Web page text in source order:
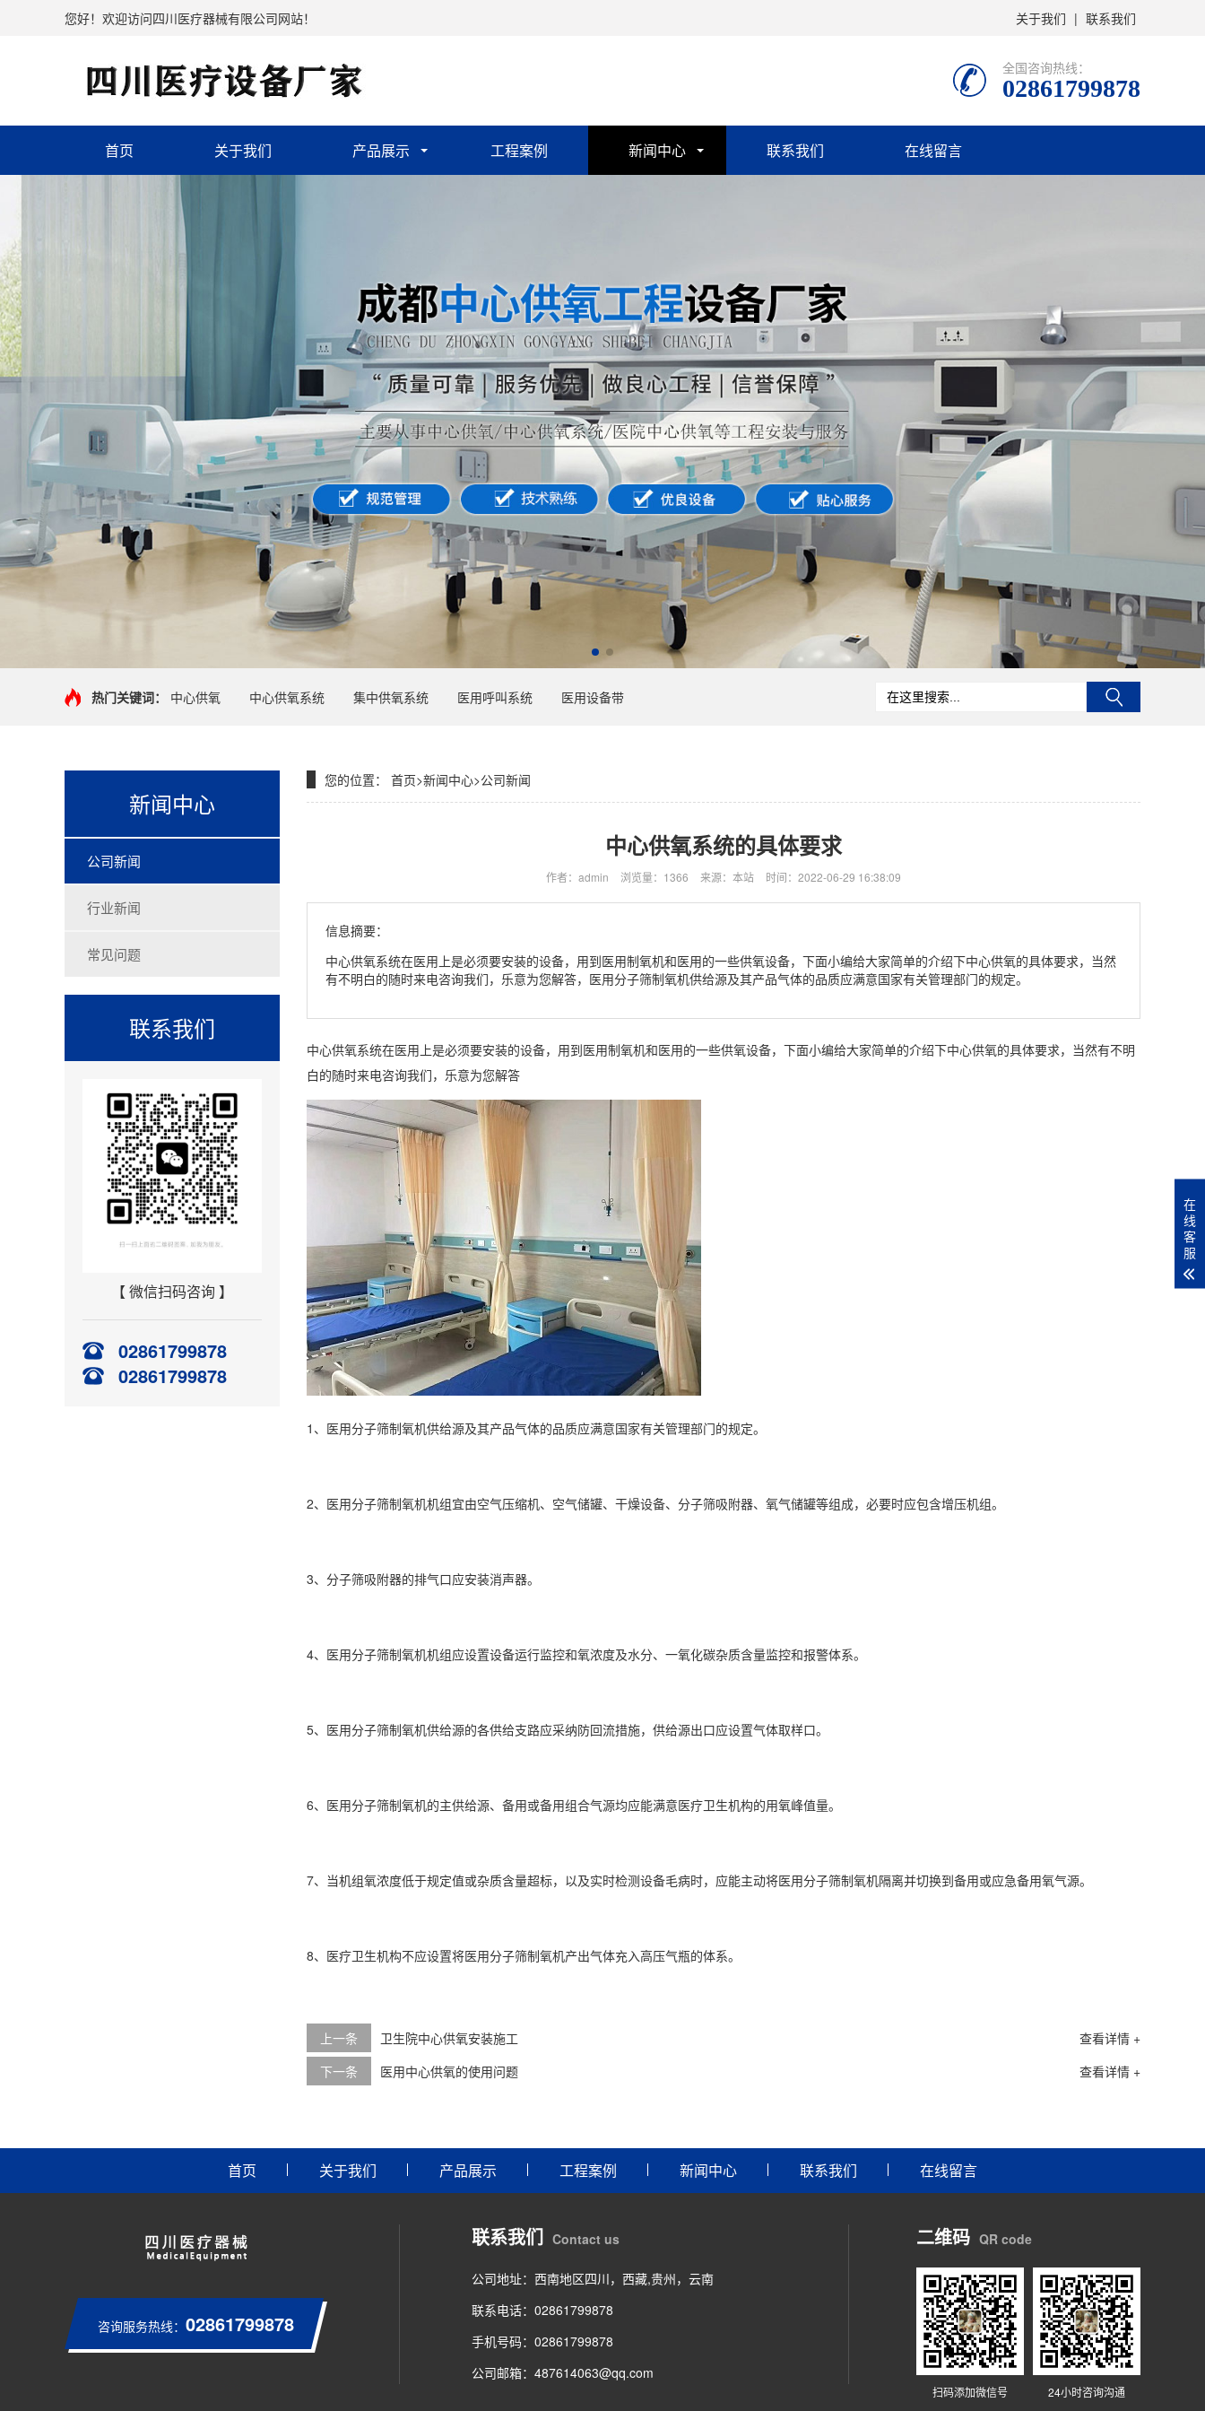
您好！欢迎访问四川医疗器械有限公司网站！ 关于我们 | 联系我们
全国咨询热线：
02861799878
首页 关于我们 产品展示 工程案例 新闻中心 联系我们 在线留言
热门关键词： 中心供氧 中心供氧系统 集中供氧系统 医用呼叫系统 医用设备带
新闻中心
公司新闻
行业新闻
常见问题
联系我们
【 微信扫码咨询 】
02861799878
02861799878
您的位置： 首页>新闻中心>公司新闻
中心供氧系统的具体要求
作者：admin 浏览量：1366 来源：本站 时间：2022-06-29 16:38:09
信息摘要：
中心供氧系统在医用上是必须要安装的设备，用到医用制氧机和医用的一些供氧设备，下面小编给大家简单的介绍下中心供氧的具体要求，当然
有不明白的随时来电咨询我们，乐意为您解答，医用分子筛制氧机供给源及其产品气体的品质应满意国家有关管理部门的规定。
中心供氧系统在医用上是必须要安装的设备，用到医用制氧机和医用的一些供氧设备，下面小编给大家简单的介绍下中心供氧的具体要求，当然有不明
白的随时来电咨询我们，乐意为您解答
1、医用分子筛制氧机供给源及其产品气体的品质应满意国家有关管理部门的规定。
2、医用分子筛制氧机机组宜由空气压缩机、空气储罐、干燥设备、分子筛吸附器、氧气储罐等组成，必要时应包含增压机组。
3、分子筛吸附器的排气口应安装消声器。
4、医用分子筛制氧机机组应设置设备运行监控和氧浓度及水分、一氧化碳杂质含量监控和报警体系。
5、医用分子筛制氧机供给源的各供给支路应采纳防回流措施，供给源出口应设置气体取样口。
6、医用分子筛制氧机的主供给源、备用或备用组合气源均应能满意医疗卫生机构的用氧峰值量。
7、当机组氧浓度低于规定值或杂质含量超标，以及实时检测设备毛病时，应能主动将医用分子筛制氧机隔离并切换到备用或应急备用氧气源。
8、医疗卫生机构不应设置将医用分子筛制氧机产出气体充入高压气瓶的体系。
上一条 查看详情 +
卫生院中心供氧安装施工
下一条
查看详情 +
医用中心供氧的使用问题
首页 关于我们 产品展示 工程案例 新闻中心 联系我们 在线留言
咨询服务热线： 02861799878
联系我们 Contact us
公司地址：西南地区四川，西藏,贵州，云南
联系电话：02861799878
手机号码：02861799878
公司邮箱：487614063@qq.com
二维码 QR code
扫码添加微信号 24小时咨询沟通
在
线
客
服